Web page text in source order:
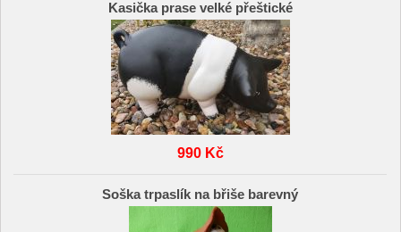
Kasička prase velké přeštické
990 Kč
Soška trpaslík na břiše barevný